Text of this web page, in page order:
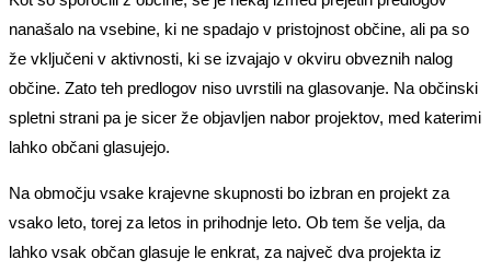
nanašalo na vsebine, ki ne spadajo v pristojnost občine, ali pa so
že vključeni v aktivnosti, ki se izvajajo v okviru obveznih nalog
občine. Zato teh predlogov niso uvrstili na glasovanje. Na občinski
spletni strani pa je sicer že objavljen nabor projektov, med katerimi
lahko občani glasujejo.
Na območju vsake krajevne skupnosti bo izbran en projekt za
vsako leto, torej za letos in prihodnje leto. Ob tem še velja, da
lahko vsak občan glasuje le enkrat, za največ dva projekta iz